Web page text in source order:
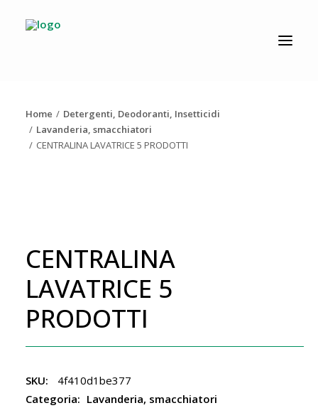
AZIENDA
NEWS
Ricerca
Home
Detergenti, Deodoranti, Insetticidi
Lavanderia, smacchiatori
CENTRALINA LAVATRICE 5 PRODOTTI
CENTRALINA
LAVATRICE 5
PRODOTTI
SKU:
4f410d1be377
Categoria: Lavanderia, smacchiatori